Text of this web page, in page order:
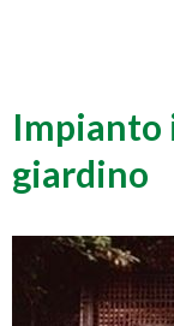
Impianto
giardino